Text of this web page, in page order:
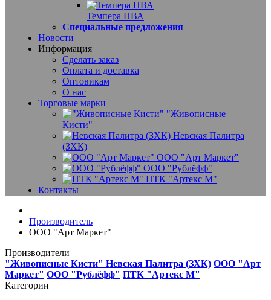
Темпера ПВА
Специальные предложения
Новости
Информация
Сделать заказ
Оплата и доставка
Оптовикам
О нас
Торговые марки
"Живописные
Кисти"
Невская Палитра
(ЗХК)
ООО "Арт Маркет"
ООО "Рублёфф"
ПТК "Артекс М"
Контакты
Производитель
ООО "Арт Маркет"
Производители
"Живописные Кисти" Невская Палитра (ЗХК) ООО "Арт
Маркет" ООО "Рублёфф" ПТК "Артекс М"
Категории